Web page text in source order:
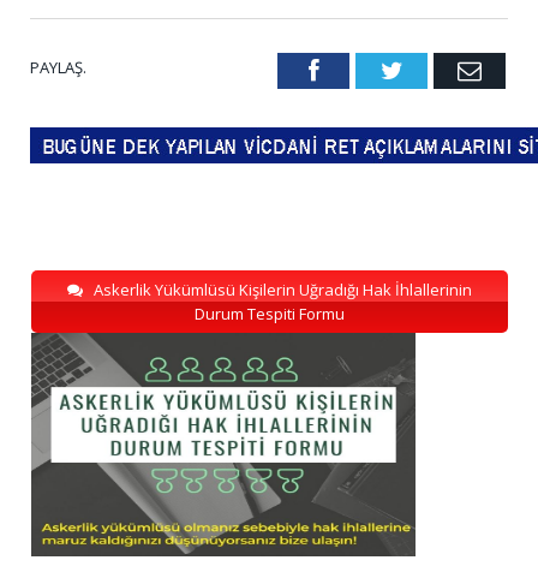
PAYLAŞ. FacebookTwitter Email
Askerlik Yükümlüsü Kişilerin Uğradığı Hak İhlallerinin
Durum Tespiti Formu